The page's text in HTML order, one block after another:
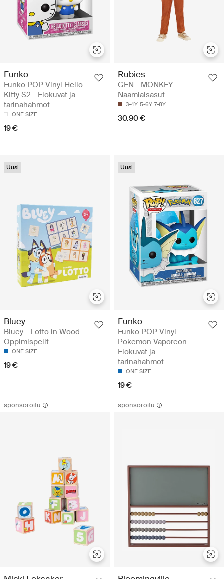
Funko
Funko POP Vinyl Hello
Kitty S2 - Elokuvat ja
tarinahahmot
ONE SIZE
19 €
Rubies
GEN - MONKEY -
Naamiaisasut
3-4Y 5-6Y 7-8Y
30.90 €
Uusi
Bluey
Bluey - Lotto in Wood -
Oppimispelit
ONE SIZE
19 €
Uusi
Funko
Funko POP Vinyl
Pokemon Vaporeon -
Elokuvat ja
tarinahahmot
ONE SIZE
19 €
sponsoroitu sponsoroitu